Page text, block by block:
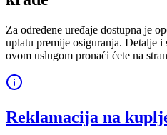
Za određene uređaje dostupna je
uplatu premije osiguranja. Detalje i
ovom uslugom pronaći ćete na
Reklamacija na